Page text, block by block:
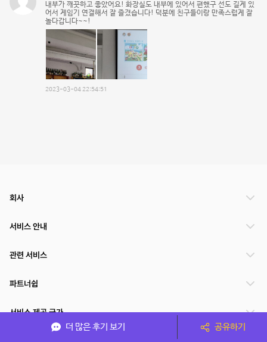
내부가 깨끗하고 좋았어요! 화장실도 내부에 있어서 편했구 선도 길게 있
어서 게임기 연결해서 잘 즐겼습니다! 덕분에 친구들이랑 만족스럽게 잘
놀다갑니다~~!
2023-03-04 22:54:51
더 많은 후기 보기 공유하기
회사
서비스 안내
관련 서비스
파트너쉽
서비스 제공 국가